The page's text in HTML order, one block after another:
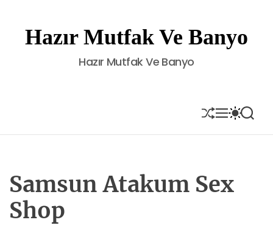
t
Hazır Mutfak Ve Banyo
Hazır Mutfak Ve Banyo
S
H
U
E
M
E
N
S
W
I
O
S
E
A
Samsun Atakum Sex
Shop